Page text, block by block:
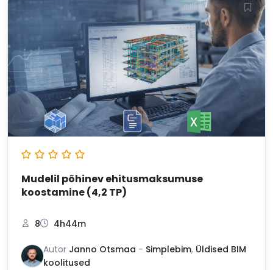
Mudelil põhinev ehitusmaksumuse
koostamine (4,2 TP)
8 4h44m
Autor Janno Otsmaa - Simplebim, Üldised BIM
koolitused